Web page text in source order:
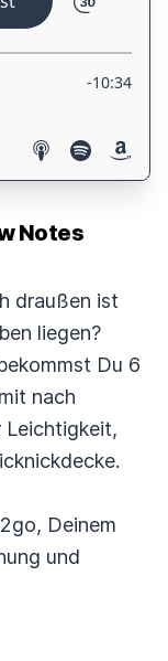
Notes
draußen ist
liegen?
Du 6
nach
Leichtigkeit,
Deinem
und